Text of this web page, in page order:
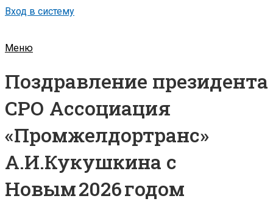
Вход в систему
Меню
Поздравление президента
СРО Ассоциация
«Промжелдортранс»
А.И.Кукушкина с
Новым 2026 годом